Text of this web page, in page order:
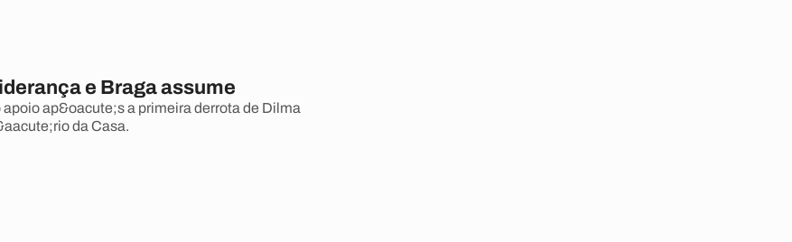
e Braga assume
apoio ap&oacute;s a primeira derrota de Dilma
da Casa.